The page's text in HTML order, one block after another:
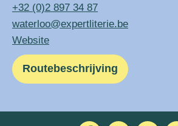
+32 (0)2 897 34 87
waterloo@expertliterie.be
Website
Routebeschrijving